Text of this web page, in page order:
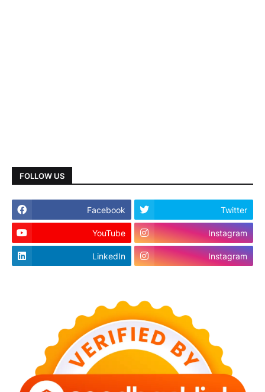
FOLLOW US
Facebook Twitter
YouTube Instagram
LinkedIn Instagram